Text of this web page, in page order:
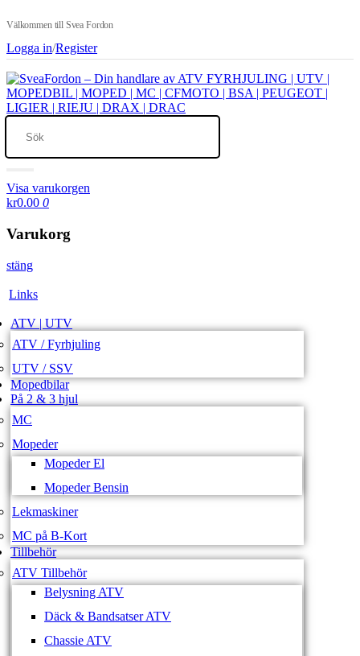
Välkommen till Svea Fordon
Logga in/Register
Visa varukorgen
kr0.00 0
Varukorg
stäng
Links
ATV | UTV
ATV / Fyrhjuling
UTV / SSV
Mopedbilar
På 2 & 3 hjul
MC
Mopeder
Mopeder El
Mopeder Bensin
Lekmaskiner
MC på B-Kort
Tillbehör
ATV Tillbehör
Belysning ATV
Däck & Bandsatser ATV
Chassie ATV